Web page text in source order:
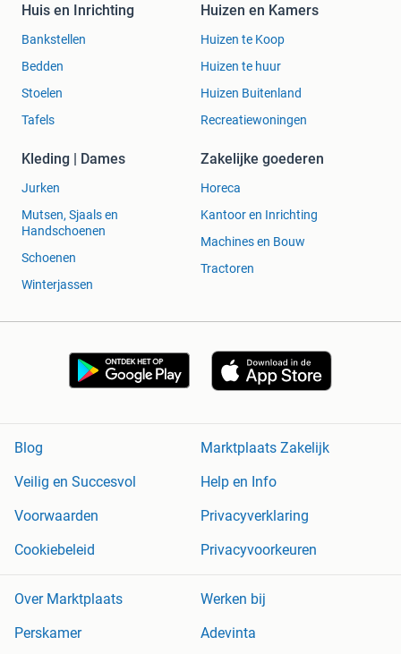
Huis en Inrichting
Bankstellen
Bedden
Stoelen
Tafels
Huizen en Kamers
Huizen te Koop
Huizen te huur
Huizen Buitenland
Recreatiewoningen
Kleding | Dames
Jurken
Mutsen, Sjaals en
Handschoenen
Schoenen
Winterjassen
Zakelijke goederen
Horeca
Kantoor en Inrichting
Machines en Bouw
Tractoren
Blog
Marktplaats Zakelijk
Veilig en Succesvol
Help en Info
Voorwaarden
Privacyverklaring
Cookiebeleid
Privacyvoorkeuren
Over Marktplaats
Werken bij
Perskamer
Adevinta